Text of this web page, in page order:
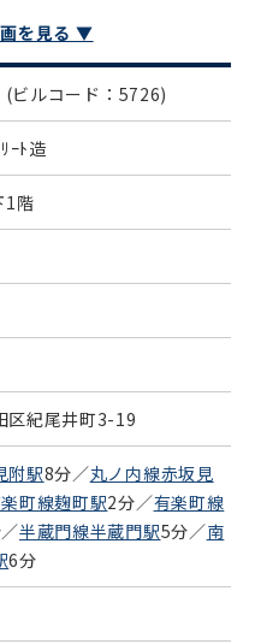
を見る ▼
(ビルコード：5726)
ｰﾄ造
1階
区紀尾井町3-19
附駅8分／丸ノ内線赤坂見
町線麹町駅2分／有楽町線
半蔵門線半蔵門駅5分／南
6分